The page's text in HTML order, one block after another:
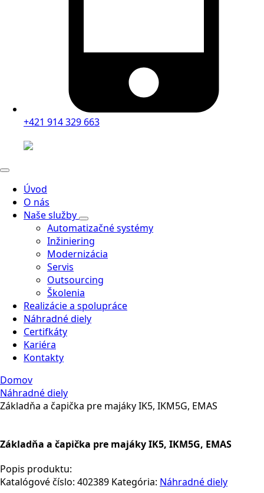
+421 914 329 663
Úvod
O nás
Naše služby
Automatizačné systémy
Inžiniering
Modernizácia
Servis
Outsourcing
Školenia
Realizácie a spolupráce
Náhradné diely
Certifkáty
Kariéra
Kontakty
Domov
Náhradné diely
Základňa a čapička pre majáky IK5, IKM5G, EMAS
Základňa a čapička pre majáky IK5, IKM5G, EMAS
Popis produktu:
Katalógové číslo: 402389 Kategória: Náhradné diely